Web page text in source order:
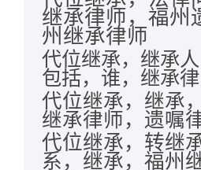
继承律师，福州
州继承律师
代位继承，继承人
包括，谁，继承
代位继承，继承
继承律师，遗嘱
代位继承，转继
系，继承，福州